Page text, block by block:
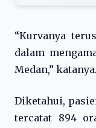
“Kurvanya
dalam
Medan,” katanya.
Diketahui,
tercatat 894